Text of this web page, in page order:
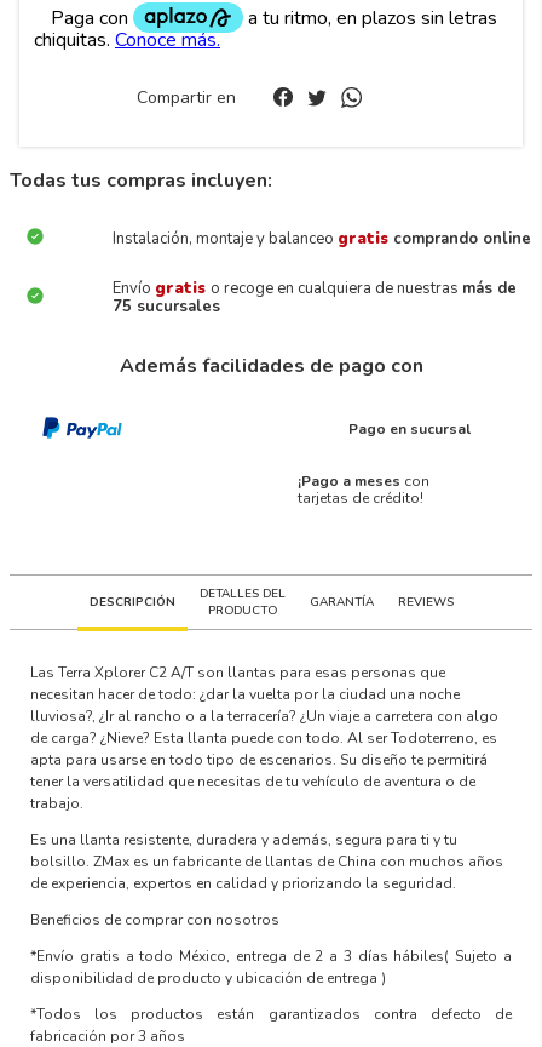
Compartir en
Todas tus compras incluyen:
Instalación, montaje y balanceo gratis comprando online
Envío gratis o recoge en cualquiera de nuestras más de
75 sucursales
Además facilidades de pago con
Pago en sucursal
¡Pago a meses con
tarjetas de crédito!
DESCRIPCIÓN
DETALLES DEL
PRODUCTO
GARANTÍA REVIEWS
Las Terra Xplorer C2 A/T son llantas para esas personas que
necesitan hacer de todo: ¿dar la vuelta por la ciudad una noche
lluviosa?, ¿Ir al rancho o a la terracería? ¿Un viaje a carretera con algo
de carga? ¿Nieve? Esta llanta puede con todo. Al ser Todoterreno, es
apta para usarse en todo tipo de escenarios. Su diseño te permitirá
tener la versatilidad que necesitas de tu vehículo de aventura o de
trabajo.
Es una llanta resistente, duradera y además, segura para ti y tu
bolsillo. ZMax es un fabricante de llantas de China con muchos años
de experiencia, expertos en calidad y priorizando la seguridad.
Beneficios de comprar con nosotros
*Envío gratis a todo México, entrega de 2 a 3 días hábiles( Sujeto a
disponibilidad de producto y ubicación de entrega )
*Todos los productos están garantizados contra defecto de
fabricación por 3 años